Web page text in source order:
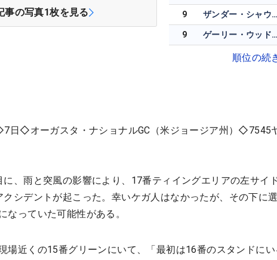
事の写真1枚を見る 9 ザンダー・シャウフェレ
9 ゲーリー・ウッドランド
順位の続
◇オーガスタ・ナショナルGC（米ジョージア州）◇7545
に、雨と突風の影響により、17番ティイングエリアの左サイ
シデントが起こった。幸いケガ人はなかったが、その下に
なっていた可能性がある。
場近くの15番グリーンにいて、「最初は16番のスタンドにい